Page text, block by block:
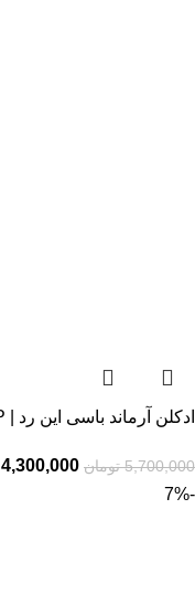
ادکلن آرماند باسی این رد | Armand Basi In Red EDP
5,700,000 تومان 4,300,000
-7%